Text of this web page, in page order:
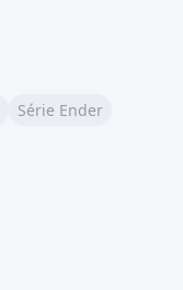
Série Ender